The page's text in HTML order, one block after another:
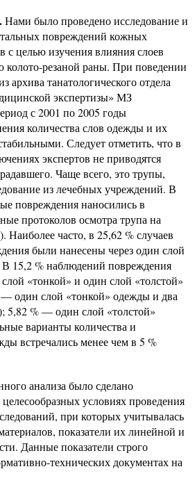
Нами было проведено исследование и
повреждений кожных
с целью изучения влияния слоев
резаной раны. При поведении
архива танатологического отдела
экспертизы» МЗ
с 2001 по 2005 годы
количества слов одежды и их
Следует отметить, что в
экспертов не приводятся
Чаще всего, это трупы,
из лечебных учреждений. В
повреждения наносились в
протоколов осмотра трупа на
Наиболее часто, в 25,62 % случаев
были нанесены через один слой
15,2 % наблюдений повреждения
«тонкой» и один слой «толстой»
один слой «тонкой» одежды и два
5,82 % — один слой «толстой»
варианты количества и
встречались менее чем в 5 %
анализа было сделано
условиях проведения
при которых учитывалась
показатели их линейной и
Данные показатели строго
технических документах на